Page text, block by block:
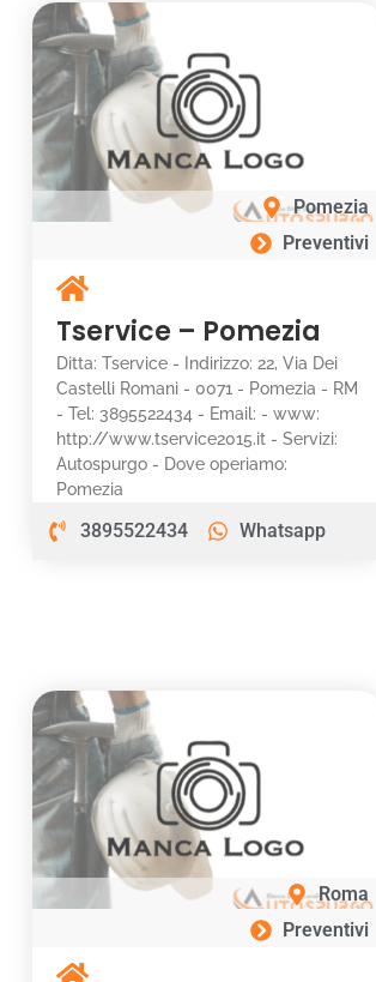
Pomezia
Preventivi
Tservice – Pomezia
Ditta: Tservice - Indirizzo: 22, Via Dei
Castelli Romani - 0071 - Pomezia - RM
- Tel: 3895522434 - Email: - www:
http://www.tservice2015.it - Servizi:
Autospurgo - Dove operiamo:
Pomezia
3895522434 Whatsapp
Roma
Preventivi